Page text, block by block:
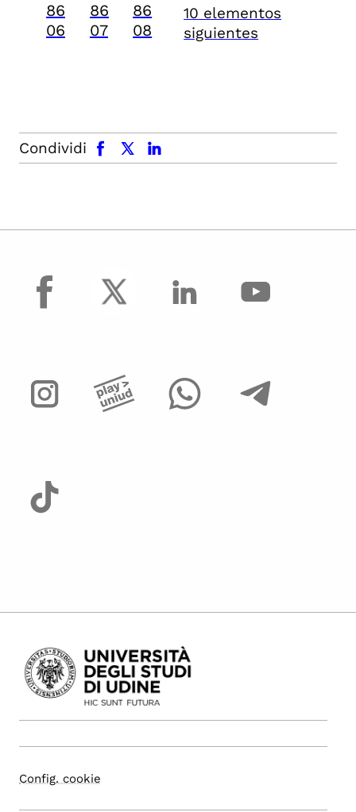
86
06
86
07
86
08
10 elementos
siguientes
Condividi
facebook x.com linkedin
facebook
Config. cookie